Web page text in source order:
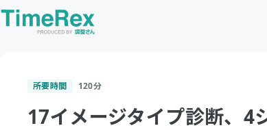
所要時間 120分
17イメージタイプ診断、4